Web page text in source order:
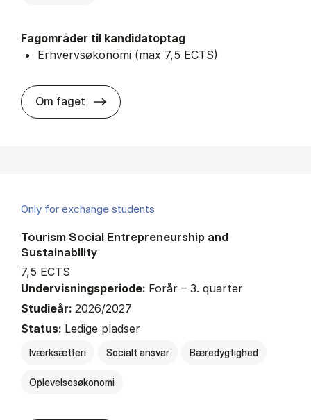
Fagområder til kandidatoptag
Erhvervsøkonomi (max 7,5 ECTS)
Om faget about
Only for exchange students
Tourism Social Entrepreneurship and
Sustainability
7,5 ECTS
Undervisningsperiode: Forår – 3. quarter
Studieår: 2026/2027
Status: Ledige pladser
Iværksætteri Socialt ansvar Bæredygtighed
Oplevelsesøkonomi